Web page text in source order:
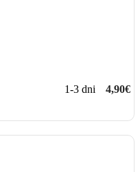
1-3 dni 4,90€